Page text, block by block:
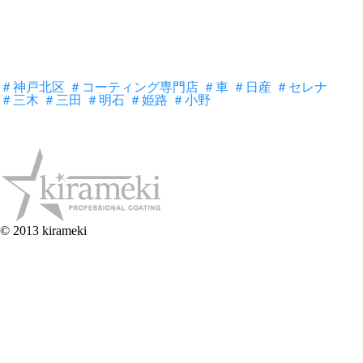
＃神戸北区 ＃コーティング専門店 ＃車 ＃日産 ＃セレナ
＃三木 ＃三田 ＃明石 ＃姫路 ＃小野
© 2013 kirameki